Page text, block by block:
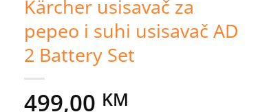
Kärcher usisavač za
pepeo i suhi usisavač AD
2 Battery Set
499,00 KM